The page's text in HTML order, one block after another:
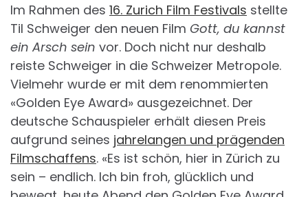
Im Rahmen des 16. Zurich Film Festivals stellte
Til Schweiger den neuen Film Gott, du kannst
ein Arsch sein vor. Doch nicht nur deshalb
reiste Schweiger in die Schweizer Metropole.
Vielmehr wurde er mit dem renommierten
«Golden Eye Award» ausgezeichnet. Der
deutsche Schauspieler erhält diesen Preis
aufgrund seines jahrelangen und prägenden
Filmschaffens. «Es ist schön, hier in Zürich zu
sein – endlich. Ich bin froh, glücklich und